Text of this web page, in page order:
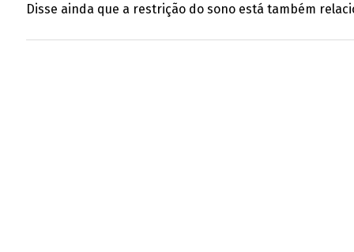
Disse ainda que a restrição do sono está também